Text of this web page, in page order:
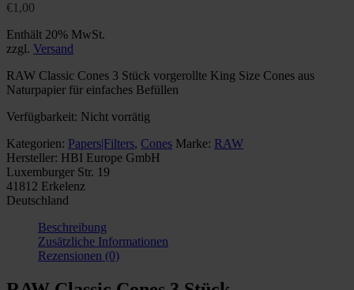
€1,00
Enthält 20% MwSt.
zzgl. Versand
RAW Classic Cones 3 Stück vorgerollte King Size Cones aus
Naturpapier für einfaches Befüllen
Verfügbarkeit: Nicht vorrätig
Kategorien: Papers|Filters, Cones Marke: RAW
Hersteller: HBI Europe GmbH
Luxemburger Str. 19
41812 Erkelenz
Deutschland
Beschreibung
Zusätzliche Informationen
Rezensionen (0)